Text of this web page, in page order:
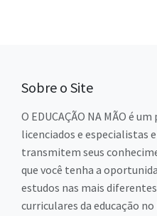
Sobre o Site
O EDUCAÇÃO NA MÃO é
licenciados e especialistas
transmitem seus
que você tenha a
estudos nas mais
curriculares da educação no